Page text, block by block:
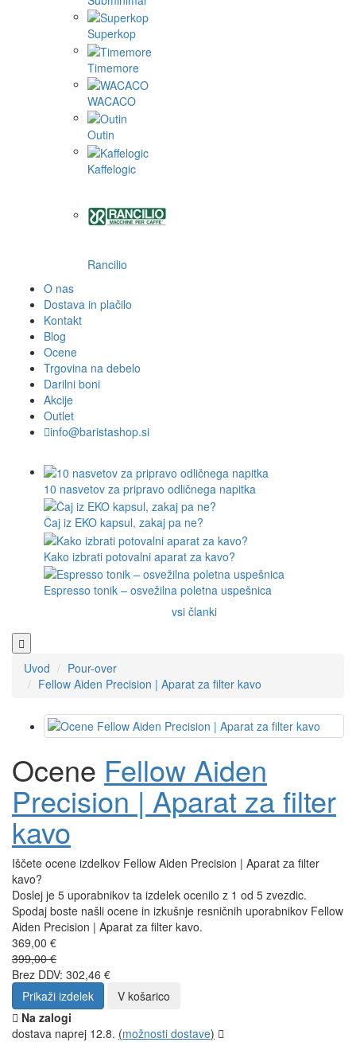
Superkop
Timemore
WACACO
Outin
Kaffelogic
Rancilio
O nas
Dostava in plačilo
Kontakt
Blog
Ocene
Trgovina na debelo
Darilni boni
Akcije
Outlet
info@baristashop.si
10 nasvetov za pripravo odličnega napitka
Čaj iz EKO kapsul, zakaj pa ne?
Kako izbrati potovalni aparat za kavo?
Espresso tonik – osvežilna poletna uspešnica
vsi članki
Uvod
Pour-over
Fellow Aiden Precision | Aparat za filter kavo
Ocene Fellow Aiden
Precision | Aparat za filter
kavo
Iščete ocene izdelkov Fellow Aiden Precision | Aparat za filter
kavo?
Doslej je 5 uporabnikov ta izdelek ocenilo z 1 od 5 zvezdic.
Spodaj boste našli ocene in izkušnje resničnih uporabnikov Fellow
Aiden Precision | Aparat za filter kavo.
369,00 €
399,00 €
Brez DDV: 302,46 €
Prikaži izdelek
V košarico
Na zalogi
dostava naprej 12.8. (možnosti dostave)